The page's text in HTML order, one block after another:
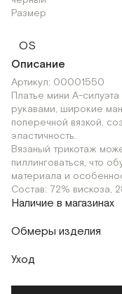
Размер
OS
Описание
Артикул: 00001550
Платье мини А-
рукавами, широкие
поперечной вязкой,
эластичность.
Вязаный трикотаж
пиллинговаться, что
материала и
Состав: 72% вискоза,
Наличие в магазинах
Шоурум
г. Москва, Малая
Обмеры изделия
Мерки, см
Уход